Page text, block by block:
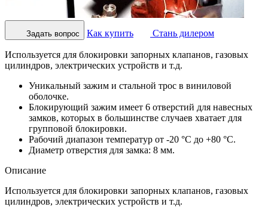
Задать вопрос Как купить Стань дилером
Используется для блокировки запорных клапанов, газовых
цилиндров, электрических устройств и т.д.
Уникальный зажим и стальной трос в виниловой
оболочке.
Блокирующий зажим имеет 6 отверстий для навесных
замков, которых в большинстве случаев хватает для
групповой блокировки.
Рабочий диапазон температур от -20 °C до +80 °C.
Диаметр отверстия для замка: 8 мм.
Описание
Используется для блокировки запорных клапанов, газовых
цилиндров, электрических устройств и т.д.